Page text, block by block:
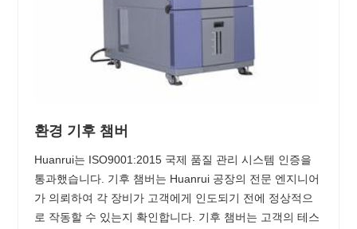
환경 기후 챔버
Huanrui는 ISO9001:2015 국제 품질 관리 시스템 인증을
통과했습니다. 기후 챔버는 Huanrui 공장의 전문 엔지니어
가 의뢰하여 각 장비가 고객에게 인도되기 전에 정상적으
로 작동할 수 있는지 확인합니다. 기후 챔버는 고객의 테스